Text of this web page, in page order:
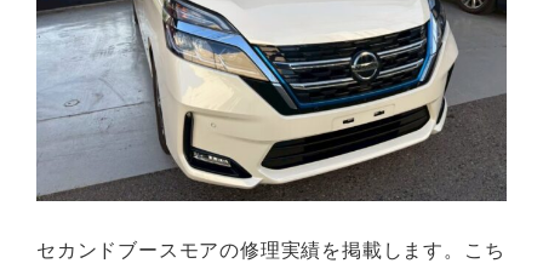
セカンドブースモアの修理実績を掲載します。こち